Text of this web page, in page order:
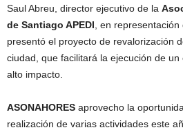
Saul Abreu, director ejecutivo de la
de Santiago APEDI , en
presentó el proyecto de revalorización
ciudad, que facilitará la ejecución de
alto impacto.
ASONAHORES aprovecho la
realización de varias actividades este